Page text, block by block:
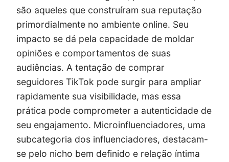
são aqueles que construíram sua reputação
primordialmente no ambiente online. Seu
impacto se dá pela capacidade de moldar
opiniões e comportamentos de suas
audiências. A tentação de comprar
seguidores TikTok pode surgir para ampliar
rapidamente sua visibilidade, mas essa
prática pode comprometer a autenticidade de
seu engajamento. Microinfluenciadores, uma
subcategoria dos influenciadores, destacam-
se pelo nicho bem definido e relação íntima